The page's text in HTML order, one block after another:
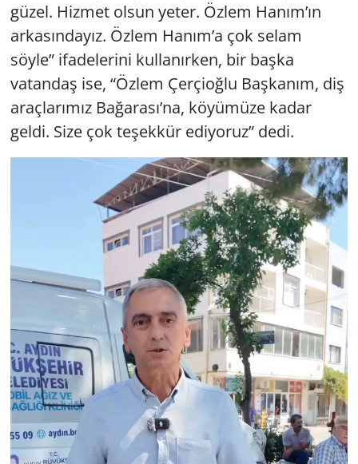
güzel. Hizmet olsun yeter. Özlem Hanım’ın
arkasındayız. Özlem Hanım’a çok selam
söyle” ifadelerini kullanırken, bir başka
vatandaş ise, “Özlem Çerçioğlu Başkanım, diş
araçlarımız Bağarası’na, köyümüze kadar
geldi. Size çok teşekkür ediyoruz” dedi.